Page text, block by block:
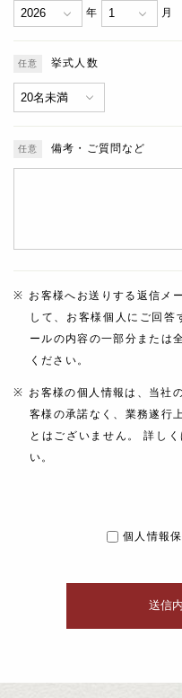
年 月
挙式人数
備考・ご質問など
お客様へお送りする返信メ
して、お客様個人にご回答
ールの内容の一部分または
ください。
お客様の個人情報は、当社
客様の承諾なく、業務遂行
とはございません。 詳し
い。
個人情報